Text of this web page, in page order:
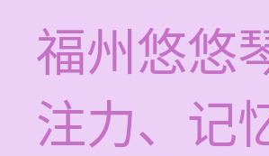
福州悠悠
注力、记